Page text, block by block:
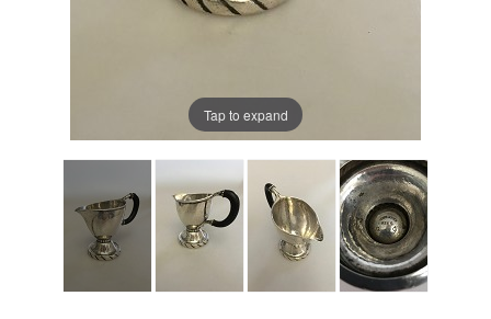
Tap to expand